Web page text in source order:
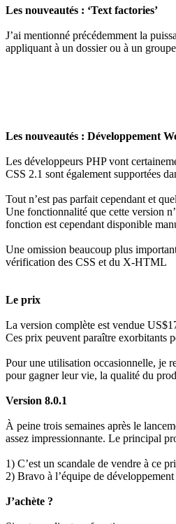
Les nouveautés : ‘Text factories’
J’ai mentionné précédemment la
appliquant à un dossier ou à un
Les nouveautés : Développement
Les développeurs PHP vont
CSS 2.1 sont également supportées
Tout n’est pas parfait cependant et
Une fonctionnalité que cette version
fonction est cependant disponible
Une omission beaucoup plus
vérification des CSS et du X-HTML
Le prix
La version complète est vendue
Ces prix peuvent paraître exorbitants
Pour une utilisation occasionnelle, je
pour gagner leur vie, la qualité du
Version 8.0.1
À peine trois semaines après le
assez impressionnante. Le principal
1) C’est un scandale de vendre à ce
2) Bravo à l’équipe de
J’achète ?